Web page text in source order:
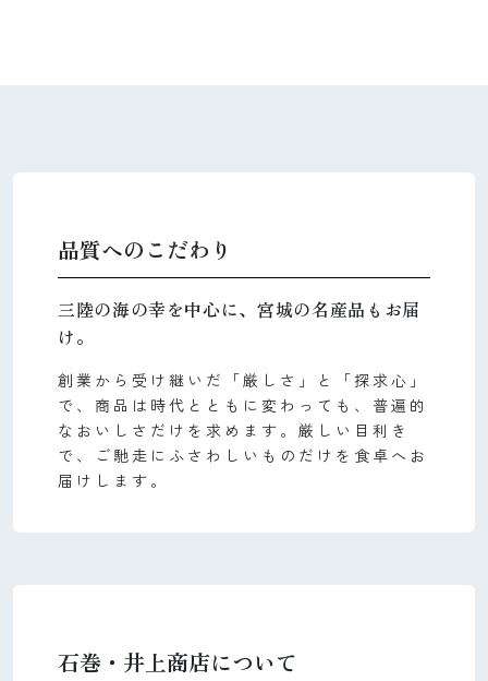
品質へのこだわり
三陸の海の幸を中心に、宮城の名産品もお届
け。
創業から受け継いだ「厳しさ」と「探求心」
で、商品は時代とともに変わっても、普遍的
なおいしさだけを求めます。厳しい目利き
で、ご馳走にふさわしいものだけを食卓へお
届けします。
石巻・井上商店について